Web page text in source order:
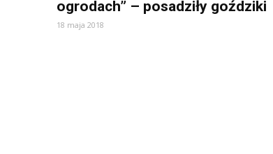
ogrodach” – posadziły goździki
18 maja 2018